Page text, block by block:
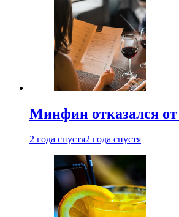
Минфин отказался
2 года спустя2 года спустя